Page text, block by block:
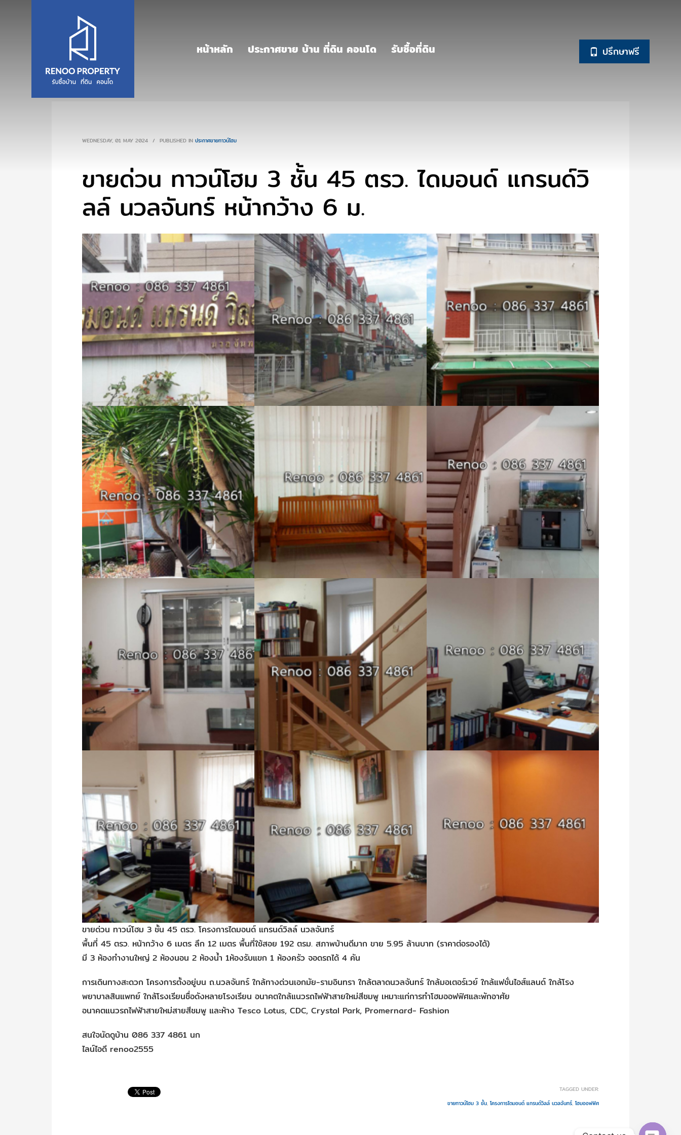
หน้าหลัก ประกาศขาย บ้าน ที่ดิน คอนโด รับซื้อที่ดิน ปรึกษาฟรี
WEDNESDAY, 01 MAY 2024 / PUBLISHED IN ประกาศขายทาวน์โฮม
ขายด่วน ทาวน์โฮม 3 ชั้น 45 ตรว. ไดมอนด์ แกรนด์วิ
ลล์ นวลจันทร์ หน้ากว้าง 6 ม.
ขายด่วน ทาวน์โฮม 3 ชั้น 45 ตรว. โครงการไดมอนด์ แกรนด์วิลล์ นวลจันทร์
พื้นที่ 45 ตรว. หน้ากว้าง 6 เมตร ลึก 12 เมตร พื้นที่ใช้สอย 192 ตรม. สภาพบ้านดีมาก ขาย 5.95 ล้านบาท (ราคาต่อรองได้)
มี 3 ห้องทำงานใหญ่ 2 ห้องนอน 2 ห้องน้ำ 1ห้องรับแขก 1 ห้องครัว จอดรถได้ 4 คัน
การเดินทางสะดวก โครงการตั้งอยู่บน ถ.นวลจันทร์ ใกล้ทางด่วนเอกมัย-รามอินทรา ใกล้ตลาดนวลจันทร์ ใกล้มอเตอร์เวย์ ใกล้แฟชั่นไอส์แลนด์ ใกล้โรง
พยาบาลสินแพทย์ ใกล้โรงเรียนชื่อดังหลายโรงเรียน อนาคตใกล้แนวรถไฟฟ้าสายใหม่สีชมพู เหมาะแก่การทำโฮมออฟฟิศและพักอาศัย
อนาคตแนวรถไฟฟ้าสายใหม่สายสีชมพู และห้าง Tesco Lotus, CDC, Crystal Park, Promernard- Fashion
สนใจนัดดูบ้าน 086 337 4861 นก
ไลน์ไอดี renoo2555
TAGGED UNDER:
ขายทาวน์โฮม 3 ชั้น, โครงการไดมอนด์ แกรนด์วิลล์ นวลจันทร์, โฮมออฟฟิศ